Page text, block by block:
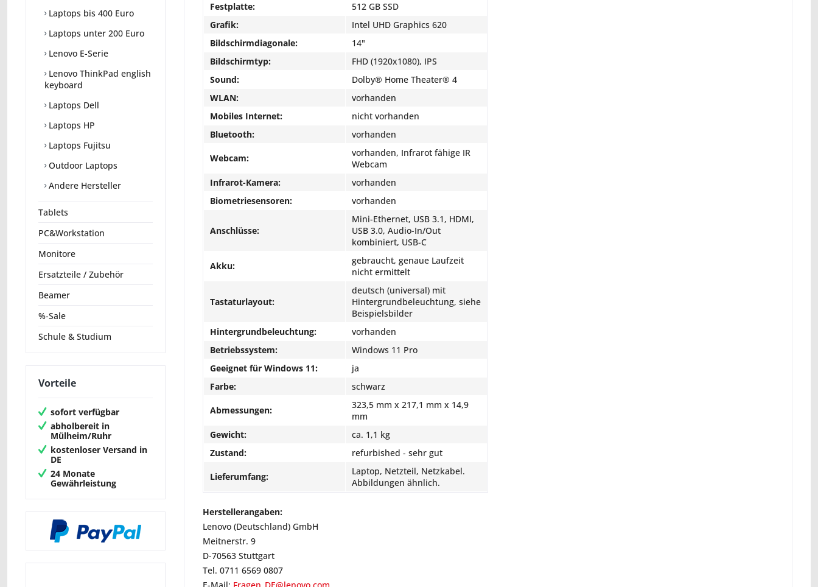
Laptops bis 400 Euro
Laptops unter 200 Euro
Lenovo E-Serie
Lenovo ThinkPad english
keyboard
Laptops Dell
Laptops HP
Laptops Fujitsu
Outdoor Laptops
Andere Hersteller
Tablets
PC&Workstation
Monitore
Ersatzteile / Zubehör
Beamer
%-Sale
Schule & Studium
Vorteile
sofort verfügbar
abholbereit in
Mülheim/Ruhr
kostenloser Versand in
DE
24 Monate
Gewährleistung
Festplatte:
512 GB SSD
Grafik:
Intel UHD Graphics 620
Bildschirmdiagonale:
14"
Bildschirmtyp:
FHD (1920x1080), IPS
Sound:
Dolby® Home Theater® 4
WLAN:
vorhanden
Mobiles Internet:
nicht vorhanden
Bluetooth:
vorhanden
Webcam:
vorhanden, Infrarot fähige IR
Webcam
Infrarot-Kamera:
vorhanden
Biometriesensoren:
vorhanden
Anschlüsse:
Mini-Ethernet, USB 3.1, HDMI,
USB 3.0, Audio-In/Out
kombiniert, USB-C
Akku:
gebraucht, genaue Laufzeit
nicht ermittelt
Tastaturlayout:
deutsch (universal) mit
Hintergrundbeleuchtung, siehe
Beispielsbilder
Hintergrundbeleuchtung:
vorhanden
Betriebssystem:
Windows 11 Pro
Geeignet für Windows 11:
ja
Farbe:
schwarz
Abmessungen:
323,5 mm x 217,1 mm x 14,9
mm
Gewicht:
ca. 1,1 kg
Zustand:
refurbished - sehr gut
Lieferumfang:
Laptop, Netzteil, Netzkabel.
Abbildungen ähnlich.
Herstellerangaben:
Lenovo (Deutschland) GmbH
Meitnerstr. 9
D-70563 Stuttgart
Tel. 0711 6569 0807